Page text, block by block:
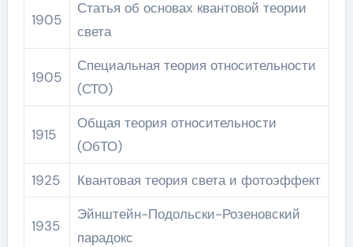
1905
Статья об основах квантовой теории
света
1905
Специальная теория относительности
(СТО)
1915
Общая теория относительности
(ОбТО)
1925
Квантовая теория света и фотоэффект
1935
Эйнштейн-Подольски-Розеновский
парадокс